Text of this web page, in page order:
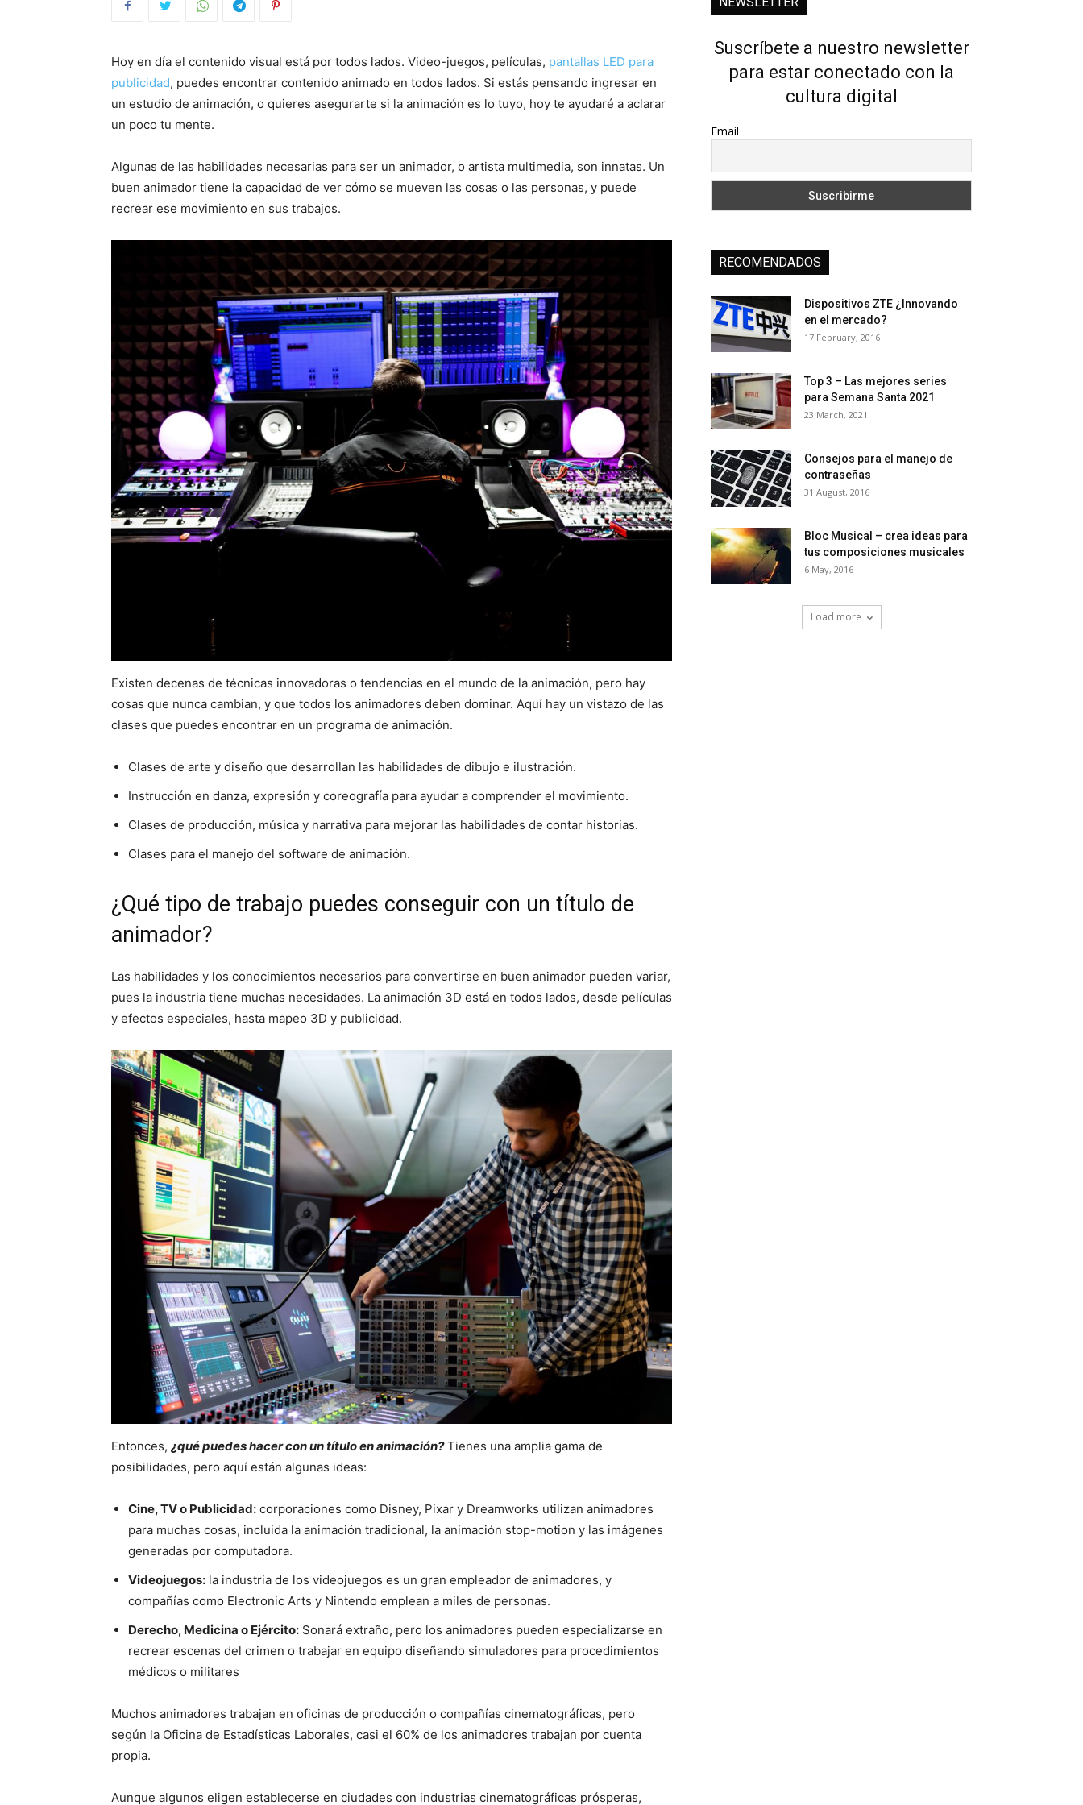
Hoy en día el contenido visual está por todos lados. Video-juegos, películas, pantallas LED para
publicidad, puedes encontrar contenido animado en todos lados. Si estás pensando ingresar en
un estudio de animación, o quieres asegurarte si la animación es lo tuyo, hoy te ayudaré a aclarar
un poco tu mente.
Algunas de las habilidades necesarias para ser un animador, o artista multimedia, son innatas. Un
buen animador tiene la capacidad de ver cómo se mueven las cosas o las personas, y puede
recrear ese movimiento en sus trabajos.
Existen decenas de técnicas innovadoras o tendencias en el mundo de la animación, pero hay
cosas que nunca cambian, y que todos los animadores deben dominar. Aquí hay un vistazo de las
clases que puedes encontrar en un programa de animación.
Clases de arte y diseño que desarrollan las habilidades de dibujo e ilustración.
Instrucción en danza, expresión y coreografía para ayudar a comprender el movimiento.
Clases de producción, música y narrativa para mejorar las habilidades de contar historias.
Clases para el manejo del software de animación.
¿Qué tipo de trabajo puedes conseguir con un título de
animador?
Las habilidades y los conocimientos necesarios para convertirse en buen animador pueden variar,
pues la industria tiene muchas necesidades. La animación 3D está en todos lados, desde películas
y efectos especiales, hasta mapeo 3D y publicidad.
Entonces, ¿qué puedes hacer con un título en animación?Tienes una amplia gama de
posibilidades, pero aquí están algunas ideas:
Cine, TV o Publicidad: corporaciones como Disney, Pixar y Dreamworks utilizan animadores
para muchas cosas, incluida la animación tradicional, la animación stop-motion y las imágenes
generadas por computadora.
Videojuegos: la industria de los videojuegos es un gran empleador de animadores, y
compañías como Electronic Arts y Nintendo emplean a miles de personas.
Derecho, Medicina o Ejército: Sonará extraño, pero los animadores pueden especializarse en
recrear escenas del crimen o trabajar en equipo diseñando simuladores para procedimientos
médicos o militares
Muchos animadores trabajan en oficinas de producción o compañías cinematográficas, pero
según la Oficina de Estadísticas Laborales, casi el 60% de los animadores trabajan por cuenta
propia.
Aunque algunos eligen establecerse en ciudades con industrias cinematográficas prósperas,
Suscríbete a nuestro newsletter
para estar conectado con la
cultura digital
Email
RECOMENDADOS
Dispositivos ZTE ¿Innovando
en el mercado?
17 February, 2016
Top 3 – Las mejores series
para Semana Santa 2021
23 March, 2021
Consejos para el manejo de
contraseñas
31 August, 2016
Bloc Musical – crea ideas para
tus composiciones musicales
6 May, 2016
Load more